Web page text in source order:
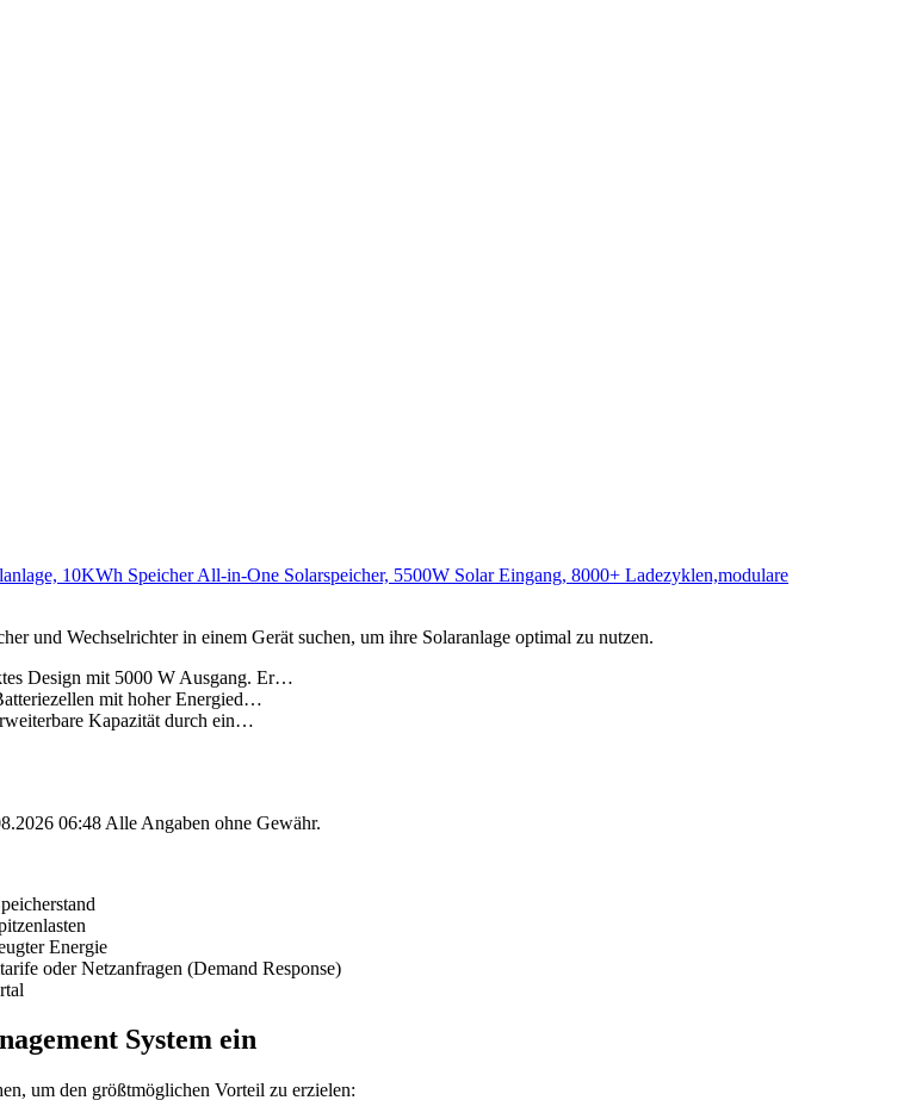
10KWh Speicher All-in-One Solarspeicher, 5500W Solar Eingang, 8000+ Ladezyklen,modulare
und Wechselrichter in einem Gerät suchen, um ihre Solaranlage optimal zu nutzen.
Design mit 5000 W Ausgang. Er…
mit hoher Energied…
Kapazität durch ein…
06:48 Alle Angaben ohne Gewähr.
Energie
oder Netzanfragen (Demand Response)
System ein
um den größtmöglichen Vorteil zu erzielen: